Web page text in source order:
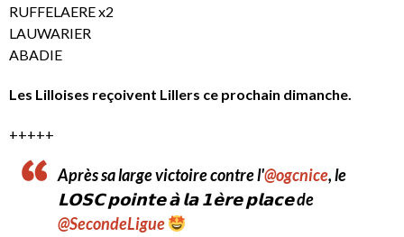
RUFFELAERE x2
LAUWARIER
ABADIE
Les Lilloises reçoivent Lillers ce prochain dimanche.
+++++
Après sa large victoire contre l'@ogcnice, le
𝗟𝗢𝗦𝗖 𝗽𝗼𝗶𝗻𝘁𝗲 𝗮̀ 𝗹𝗮 𝟭𝗲̀𝗿𝗲 𝗽𝗹𝗮𝗰𝗲 de
@SecondeLigue